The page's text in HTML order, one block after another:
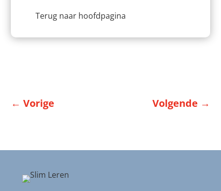
Terug naar hoofdpagina
←Vorige Volgende →